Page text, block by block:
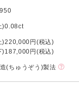
)0.08ct
)220,000円(税込)
)187,000円(税込)
(ちゅうぞう)製法